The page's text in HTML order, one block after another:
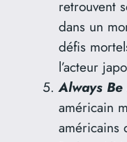
retrouvent
dans un
défis
l’acteur
Always
américain
américains